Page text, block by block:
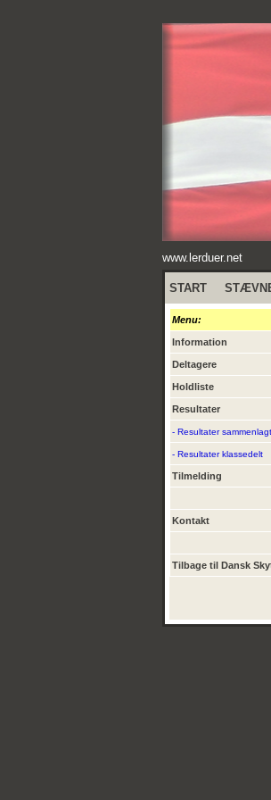
www.lerduer.net
START
Menu:
Information
Deltagere
Holdliste
Resultater
- Resultater sammenlagt
- Resultater klassedelt
Tilmelding
Kontakt
Tilbage til Dansk